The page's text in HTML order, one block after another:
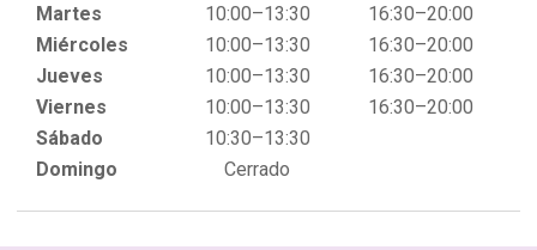
Martes
10:00–13:30
16:30–20:00
Miércoles
10:00–13:30
16:30–20:00
Jueves
10:00–13:30
16:30–20:00
Viernes
10:00–13:30
16:30–20:00
Sábado
10:30–13:30
Domingo
Cerrado